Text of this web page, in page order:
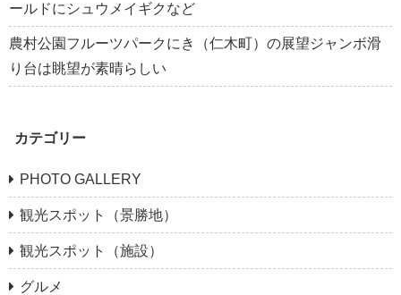
ールドにシュウメイギクなど
農村公園フルーツパークにき（仁木町）の展望ジャンボ滑
り台は眺望が素晴らしい
カテゴリー
PHOTO GALLERY
観光スポット（景勝地）
観光スポット（施設）
グルメ